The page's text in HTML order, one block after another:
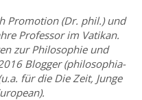
Promotion (Dr. phil.) und
Professor im Vatikan.
zur Philosophie und
Blogger (philosophia-
für die Die Zeit, Junge